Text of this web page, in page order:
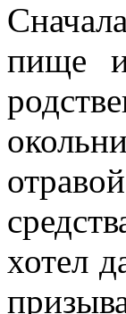
пище и
хотел